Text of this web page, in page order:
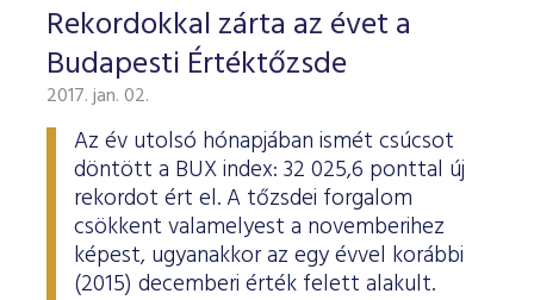
Rekordokkal zárta az évet a
Budapesti Értéktőzsde
2017. jan. 02.
Az év utolsó hónapjában ismét csúcsot
döntött a BUX index: 32 025,6 ponttal új
rekordot ért el. A tőzsdei forgalom
csökkent valamelyest a novemberihez
képest, ugyanakkor az egy évvel korábbi
(2015) decemberi érték felett alakult.